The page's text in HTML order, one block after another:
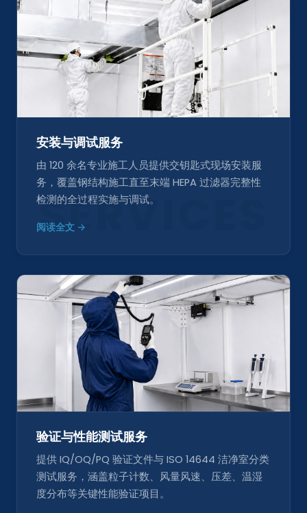
SERVICES
安装与调试服务
由 120 余名专业施工人员提供交钥匙式现场安装服
务，覆盖钢结构施工直至末端 HEPA 过滤器完整性
检测的全过程实施与调试。
阅读全文 →
验证与性能测试服务
提供 IQ/OQ/PQ 验证文件与 ISO 14644 洁净室分类
测试服务，涵盖粒子计数、风量风速、压差、温湿
度分布等关键性能验证项目。